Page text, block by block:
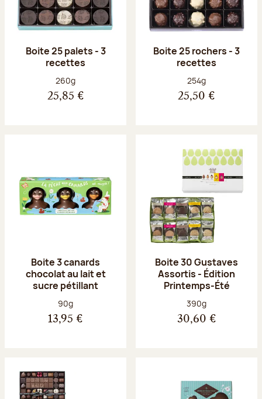
Boite 25 palets - 3
recettes
Poids net :
260g
25,85 €
Boite 25 rochers - 3
recettes
Poids net :
254g
25,50 €
Boite 3 canards
chocolat au lait et
sucre pétillant
Poids net :
90g
13,95 €
Boite 30 Gustaves
Assortis - Édition
Printemps-Été
Poids net :
390g
30,60 €